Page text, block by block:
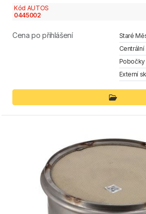
Kód AUTOS
0445002
Cena po přihlášení
Staré
Centrální
Pobočky
Externí